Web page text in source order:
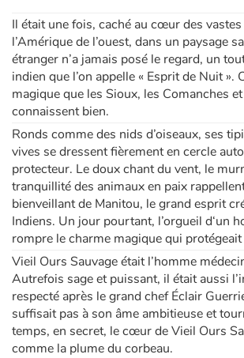
Il était une fois, caché au cœur des
l’Amérique de l’ouest, dans un paysage
étranger n’a jamais posé le regard, un
indien que l’on appelle « Esprit de Nuit ».
magique que les Sioux, les Comanches
connaissent bien.
Ronds comme des nids d’oiseaux, ses
vives se dressent fièrement en cercle
protecteur. Le doux chant du vent, le
tranquillité des animaux en paix
bienveillant de Manitou, le grand esprit
Indiens. Un jour pourtant, l’orgueil d‘un
rompre le charme magique qui
Vieil Ours Sauvage était l’homme
Autrefois sage et puissant, il était aussi
respecté après le grand chef Éclair
suffisait pas à son âme ambitieuse et
temps, en secret, le cœur de Vieil Ours
comme la plume du corbeau.